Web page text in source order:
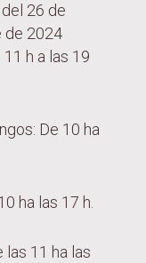
26 de
de 2024
h a las 19
De 10 ha
ha las 17 h.
las 11 ha las